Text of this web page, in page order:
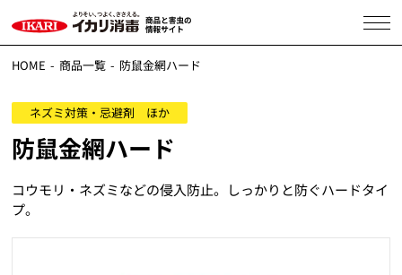
HOME 商品一覧 防鼠金網ハード
ネズミ対策・忌避剤 ほか
防鼠金網ハード
コウモリ・ネズミなどの侵入防止。しっかりと防ぐハードタイ
プ。